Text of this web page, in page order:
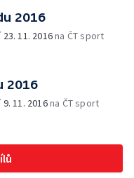
2016
23. 11. 2016na ČT sport
2016
9. 11. 2016na ČT sport